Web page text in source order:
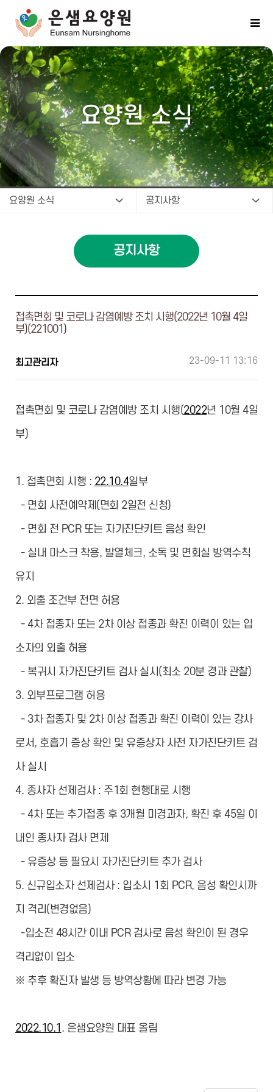
요양원 소식
요양원 소식 공지사항
공지사항
접촉면회 및 코로나 감염예방 조치 시행(2022년 10월 4일
부)(221001)
최고관리자 23-09-11 13:16
접촉면회 및 코로나 감염예방 조치 시행(2022년 10월 4일
부)
1. 접촉면회 시행 : 22.10.4일부
- 면회 사전예약제(면회 2일전 신청)
- 면회 전 PCR 또는 자가진단키트 음성 확인
- 실내 마스크 착용, 발열체크, 소독 및 면회실 방역수칙
유지
2. 외출 조건부 전면 허용
- 4차 접종자 또는 2차 이상 접종과 확진 이력이 있는 입
소자의 외출 허용
- 복귀시 자가진단키트 검사 실시(최소 20분 경과 관찰)
3. 외부프로그램 허용
- 3차 접종자 및 2차 이상 접종과 확진 이력이 있는 강사
로서, 호흡기 증상 확인 및 유증상자 사전 자가진단키트 검
사 실시
4. 종사자 선제검사 : 주1회 현행대로 시행
- 4차 또는 추가접종 후 3개월 미경과자, 확진 후 45일 이
내인 종사자 검사 면제
- 유증상 등 필요시 자가진단키트 추가 검사
5. 신규입소자 선제검사 : 입소시 1회 PCR, 음성 확인시까
지 격리(변경없음)
-입소전 48시간 이내 PCR 검사로 음성 확인이 된 경우
격리없이 입소
※ 추후 확진자 발생 등 방역상황에 따라 변경 가능
2022.10.1 . 은샘요양원 대표 올림